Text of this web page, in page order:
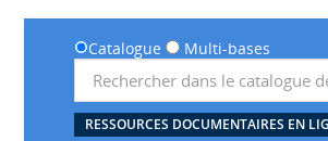
Catalogue Multi-bases
RESSOURCES DOCUMENTAIRES EN